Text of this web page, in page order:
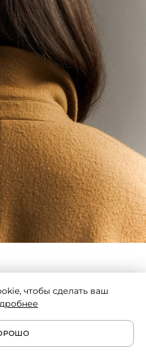
к разным духовным
могут быть
к развитию, ясности и
чтобы сделать ваш